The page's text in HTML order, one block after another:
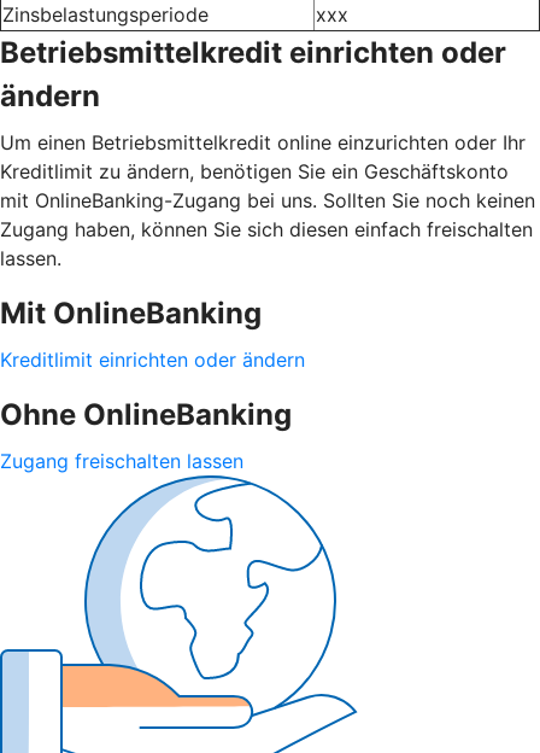
Zinsbelastungsperiode xxx
Betriebsmittelkredit einrichten oder
ändern
Um einen Betriebsmittelkredit online einzurichten oder Ihr
Kreditlimit zu ändern, benötigen Sie ein Geschäftskonto
mit OnlineBanking-Zugang bei uns. Sollten Sie noch keinen
Zugang haben, können Sie sich diesen einfach freischalten
lassen.
Mit OnlineBanking
Kreditlimit einrichten oder ändern
Ohne OnlineBanking
Zugang freischalten lassen